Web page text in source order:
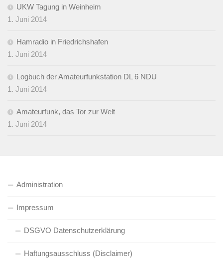
UKW Tagung in Weinheim
1. Juni 2014
Hamradio in Friedrichshafen
1. Juni 2014
Logbuch der Amateurfunkstation DL 6 NDU
1. Juni 2014
Amateurfunk, das Tor zur Welt
1. Juni 2014
Administration
Impressum
DSGVO Datenschutzerklärung
Haftungsausschluss (Disclaimer)